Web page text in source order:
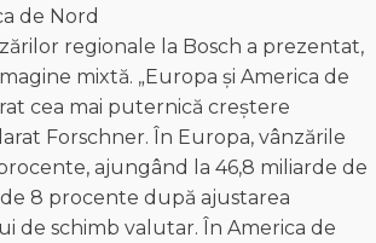
de Nord
regionale la Bosch a prezentat,
mixtă. „Europa și America de
cea mai puternică creștere
Forschner. În Europa, vânzările
ajungând la 46,8 miliarde de
8 procente după ajustarea
de schimb valutar. În America de